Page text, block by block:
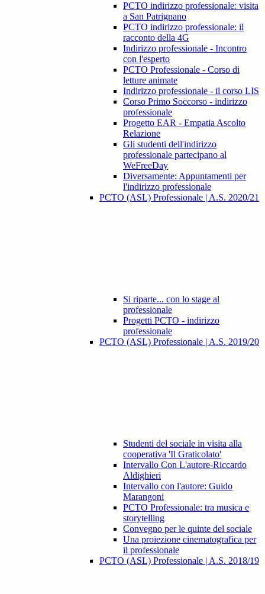
PCTO indirizzo professionale: visita
a San Patrignano
PCTO indirizzo professionale: il
racconto della 4G
Indirizzo professionale - Incontro
con l'esperto
PCTO Professionale - Corso di
letture animate
Indirizzo professionale - il corso LIS
Corso Primo Soccorso - indirizzo
professionale
Progetto EAR - Empatia Ascolto
Relazione
Gli studenti dell'indirizzo
professionale partecipano al
WeFreeDay
Diversamente: Appuntamenti per
l'indirizzo professionale
PCTO (ASL) Professionale | A.S. 2020/21
Si riparte... con lo stage al
professionale
Progetti PCTO - indirizzo
professionale
PCTO (ASL) Professionale | A.S. 2019/20
Studenti del sociale in visita alla
cooperativa 'Il Graticolato'
Intervallo Con L'autore-Riccardo
Aldighieri
Intervallo con l'autore: Guido
Marangoni
PCTO Professionale: tra musica e
storytelling
Convegno per le quinte del sociale
Una proiezione cinematografica per
il professionale
PCTO (ASL) Professionale | A.S. 2018/19